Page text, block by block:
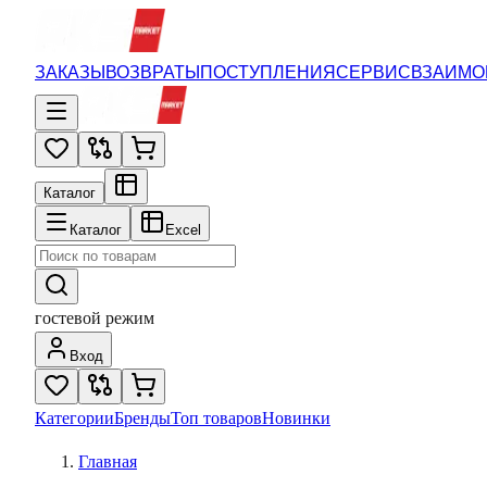
ЗАКАЗЫВОЗВРАТЫПОСТУПЛЕНИЯСЕРВИС
Каталог
Каталог Excel
гостевой режим
Вход
КатегорииБрендыТоп товаровНовинки
Главная